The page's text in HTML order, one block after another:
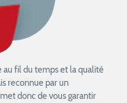
au fil du temps et la qualité
reconnue par un
donc de vous garantir